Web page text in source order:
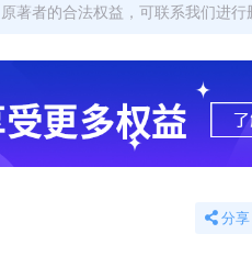
著者的合法权益，可联系我们进行
分享